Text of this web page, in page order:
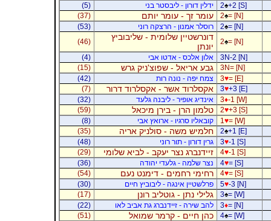
2♠+2 [S] ידלין דורון - ליבסטר בני
(5)
2♠= [N] עומר זך - עומר יותם
(37)
2♠= [N] רוסלר אמנון - הרצקה רוני
(53)
2♠= [N]
דונרשטיין שלומית - שליבוביץ
יונתן
(46)
3N-2 [N]
אלון אלכס - אדטו אבי
(4)
3N= [N]
גבע אריאל - שפוצ'ניק גרש
(15)
3♥= [E] צמח יפה - נונה רות
(42)
3♥+3 [E] אקסלרוד אשר - אקסלרוד דרור
(7)
3♦-1 [W] אינדיג אופיר - ליבנה גלעד
(32)
2♥+3 [S] טלמון הרן - בירן מיכאל
(59)
1 ♥= [W] קובאליו סרגיו - ארואץ אבי
(8)
2♠+1 [E] חלמיש משה - סולניק אריה
(35)
3♥-1 [S] גרין דורון - תור רוני
(48)
4♥-1 [S] זיידנברג נצר יעקב - לביא שלומי
(29)
4♥= [S] נצר שלמה - גלעדי יהודה
(36)
4♥= [S] רחימי רחמים - דימנט נעם
(54)
5♥-3 [N] פרלשטיין אינגה - ליבוביץ חיים
(30)
3♠= [W] גלילי נתן - גוטליב רונן
(17)
3♦= [N] להב שירה - זיידנברג גת אביב לאו
(22)
4♠= [W] כהן חיים - קרמר שמואל
(51)